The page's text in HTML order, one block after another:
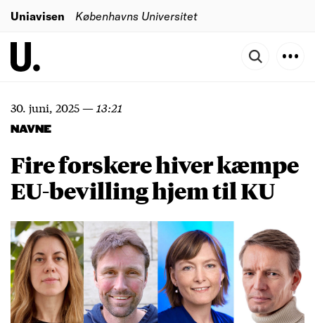
Uniavisen Københavns Universitet
30. juni, 2025— 13:21
NAVNE
Fire forskere hiver kæmpe
EU-bevilling hjem til KU